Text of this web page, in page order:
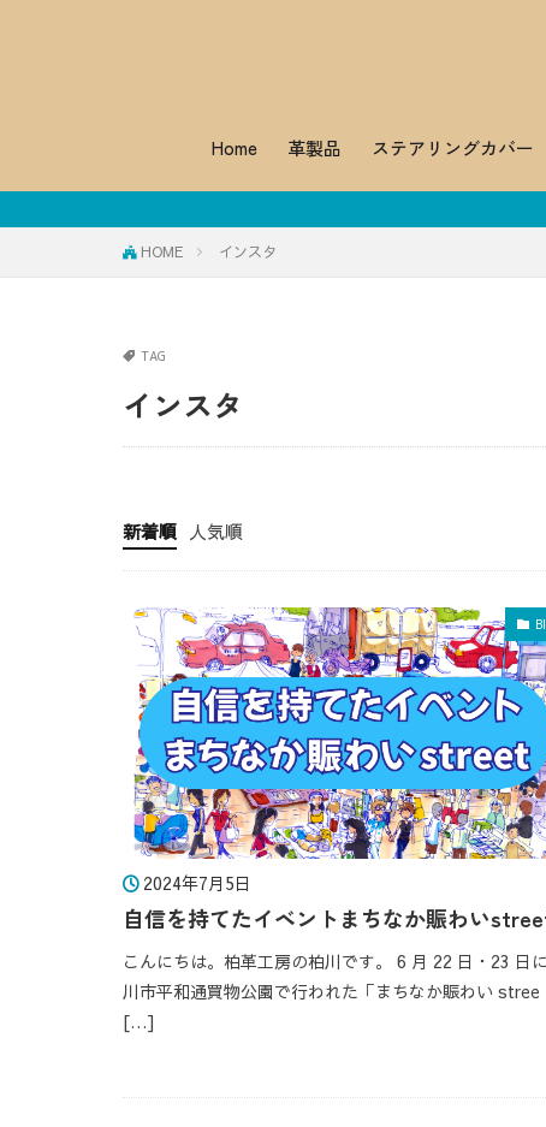
Home 革製品 ステアリングカバー
2024 年 4 月より
HOME インスタ
TAG
インスタ
新着順 人気順
2024年7月5日
自信を持てたイベントまちなか賑わい
こんにちは。柏革工房の柏川です。 6 月 22 日・23 日
川市平和通買物公園で行われた「まちなか賑わい stree
[…]